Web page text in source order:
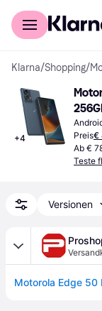
Für Shopper
Klarna/Shopping/
+4
Preis€
Ab €
Teste
Versionen